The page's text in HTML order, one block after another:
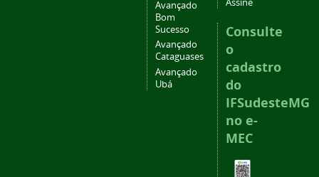
Avançado
Bom
Sucesso
Avançado
Cataguases
Avançado
Ubá
Assine
Consulte
o
cadastro
do
IFSudesteMG
no e-
MEC